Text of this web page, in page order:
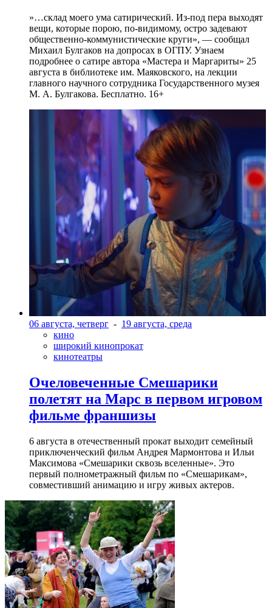
»…склад моего ума сатирический. Из-под пера выходят
вещи, которые порою, по-видимому, остро задевают
общественно-коммунистические круги», — сообщал
Михаил Булгаков на допросах в ОГПУ. Узнаем
подробнее о сатире автора «Мастера и Маргариты» 25
августа в библиотеке им. Маяковского, на лекции
главного научного сотрудника Государственного музея
М. А. Булгакова. Бесплатно. 16+
06 августа, четверг - 19 августа, среда
кино
широкий кинопрокат
кинотеатры
Очеловеченные Смешарики
полетят на Марс в первом игровом
фильме франшизы
6 августа в отечественный прокат выходит семейный
приключенческий фильм Андрея Мармонтова и Ильи
Максимова «Смешарики сквозь вселенные». Это
первый полнометражный фильм по «Смешарикам»,
совместивший анимацию и игру живых актеров.